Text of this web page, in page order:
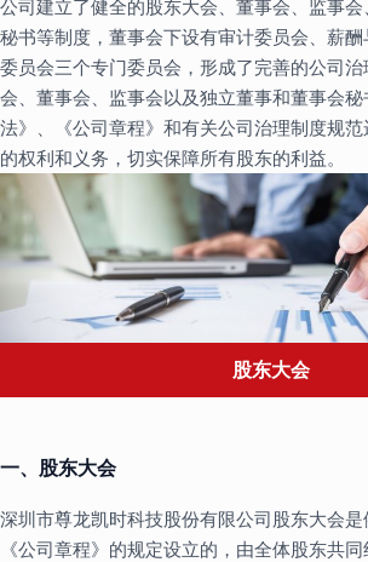
公司建立了健全的股东大会、董事会、监事
秘书等制度，董事会下设有审计委员会、薪
委员会三个专门委员会，形成了完善的公司
会、董事会、监事会以及独立董事和董事会
法》、《公司章程》和有关公司治理制度规
的权利和义务，切实保障所有股东的利益。
股东大会
一、股东大会
深圳市尊龙凯时科技股份有限公司股东大会
《公司章程》的规定设立的，由全体股东共